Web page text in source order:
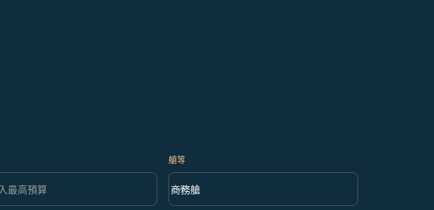
艙等
艙等 option 商務艙 Selected
商務艙
keyboard_arrow_down